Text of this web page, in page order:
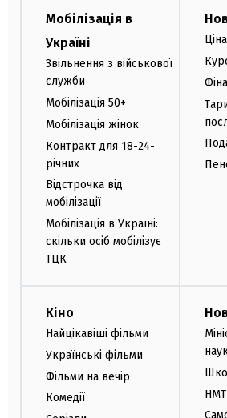
Мобілізація в
Україні
Звільнення з військової
служби
Мобілізація 50+
Мобілізація жінок
Контракт для 18-24-
річних
Відстрочка від
мобілізації
Мобілізація в Україні:
скільки осіб мобілізує
ТЦК
Кіно
Найцікавіші фільми
Українські фільми
Фільми на вечір
Комедії
НМТ